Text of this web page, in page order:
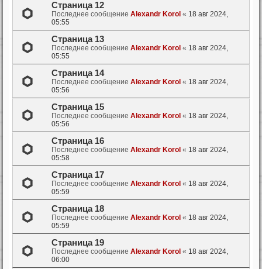
Страница 12
Последнее сообщение Alexandr Korol « 18 авг 2024,
05:55
Страница 13
Последнее сообщение Alexandr Korol « 18 авг 2024,
05:55
Страница 14
Последнее сообщение Alexandr Korol « 18 авг 2024,
05:56
Страница 15
Последнее сообщение Alexandr Korol « 18 авг 2024,
05:56
Страница 16
Последнее сообщение Alexandr Korol « 18 авг 2024,
05:58
Страница 17
Последнее сообщение Alexandr Korol « 18 авг 2024,
05:59
Страница 18
Последнее сообщение Alexandr Korol « 18 авг 2024,
05:59
Страница 19
Последнее сообщение Alexandr Korol « 18 авг 2024,
06:00